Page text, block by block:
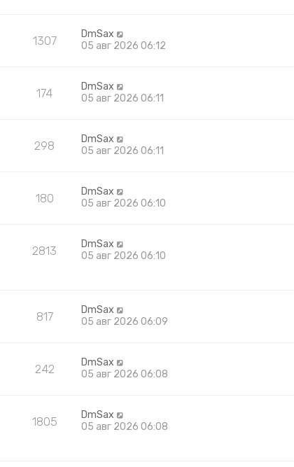
1307
DmSax
05 авг 2026 06:12
174
DmSax
05 авг 2026 06:11
298
DmSax
05 авг 2026 06:11
180
DmSax
05 авг 2026 06:10
2813
DmSax
05 авг 2026 06:10
817
DmSax
05 авг 2026 06:09
242
DmSax
05 авг 2026 06:08
1805
DmSax
05 авг 2026 06:08